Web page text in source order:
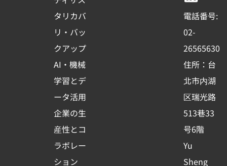
タリカバ
リ・バッ
クアップ
AI・機械
学習とデ
ータ活用
企業の生
産性とコ
ラボレー
ション
o
o
k
-
s
q
u
a
r
e
b
e
d
i
n
電話番号:
02-
26565630
住所：台
北市内湖
区瑞光路
513巷33
号6階
Yu
Sheng